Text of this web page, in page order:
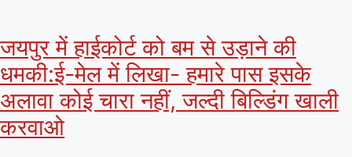
जयपुर में हाईकोर्ट को बम से उड़ाने की
धमकी:ई-मेल में लिखा- हमारे पास इसके
अलावा कोई चारा नहीं, जल्दी बिल्डिंग खाली
करवाओ